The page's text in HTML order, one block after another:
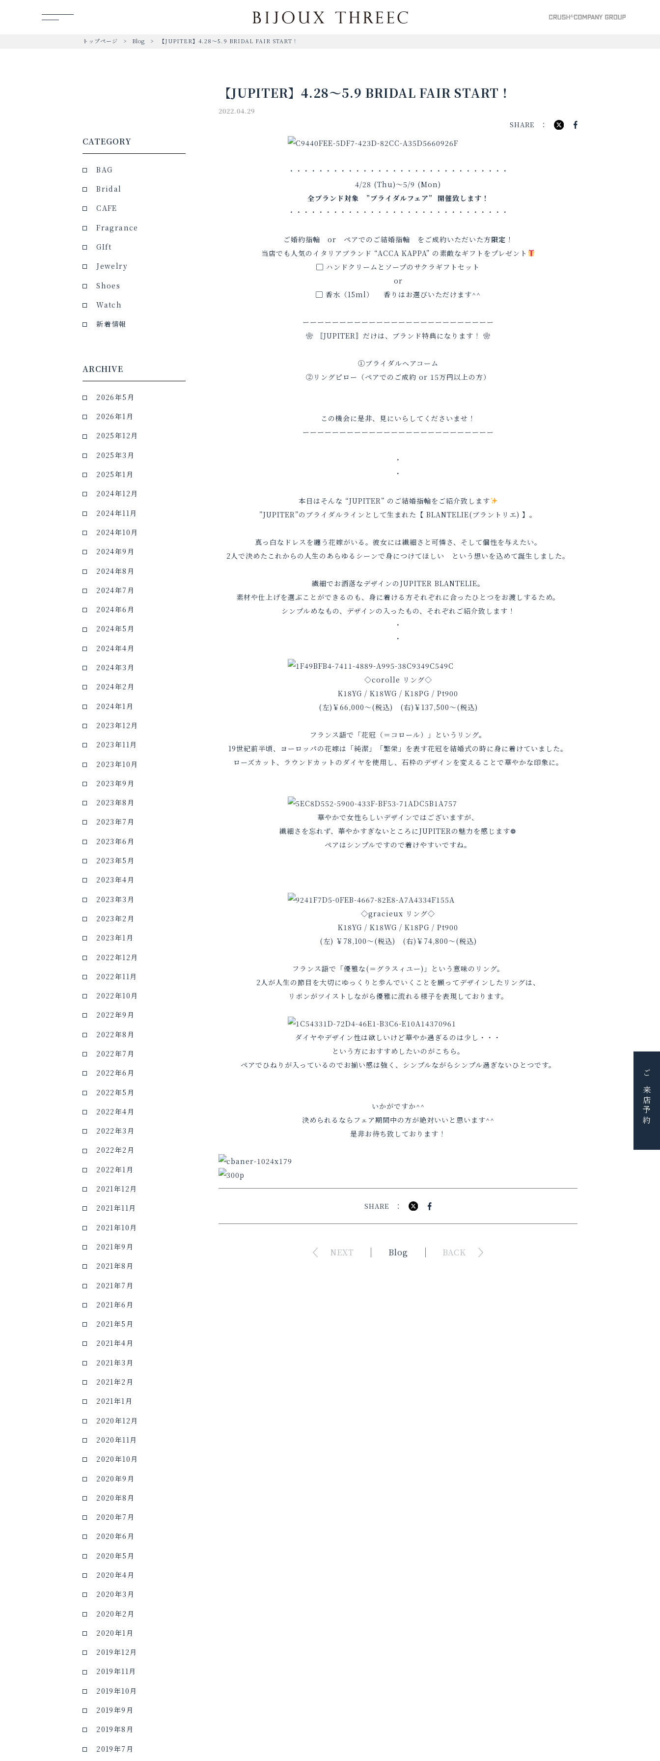
トップページ Blog 【JUPITER】4.28～5.9 BRIDAL FAIR START！
【JUPITER】4.28～5.9 BRIDAL FAIR START！
2022.04.29
SHARE
CATEGORY
BAG
Bridal
CAFE
Fragrance
GIft
Jewelry
Shoes
Watch
新着情報
ARCHIVE
2026年5月
2026年1月
2025年12月
2025年3月
2025年1月
2024年12月
2024年11月
2024年10月
2024年9月
2024年8月
2024年7月
2024年6月
2024年5月
2024年4月
2024年3月
2024年2月
2024年1月
2023年12月
2023年11月
2023年10月
2023年9月
2023年8月
2023年7月
2023年6月
2023年5月
2023年4月
2023年3月
2023年2月
2023年1月
2022年12月
2022年11月
2022年10月
2022年9月
2022年8月
2022年7月
2022年6月
2022年5月
2022年4月
2022年3月
2022年2月
2022年1月
2021年12月
2021年11月
2021年10月
2021年9月
2021年8月
2021年7月
2021年6月
2021年5月
2021年4月
2021年3月
2021年2月
2021年1月
2020年12月
2020年11月
2020年10月
2020年9月
2020年8月
2020年7月
2020年6月
2020年5月
2020年4月
2020年3月
2020年2月
2020年1月
2019年12月
2019年11月
2019年10月
2019年9月
2019年8月
2019年7月
・・・・・・・・・・・・・・・・・・・・・・・・・・・・・・
4/28 (Thu)～5/9 (Mon)
全ブランド対象 ”ブライダルフェア” 開催致します！
・・・・・・・・・・・・・・・・・・・・・・・・・・・・・・
ご婚約指輪 or ペアでのご結婚指輪 をご成約いただいた方限定 ！
当店でも人気のイタリアブランド “ACCA KAPPA” の素敵なギフトをプレゼント
▢ ハンドクリームとソープのサクラギフトセット
or
▢ 香水（15ml） 香りはお選びいただけます^^
ーーーーーーーーーーーーーーーーーーーーーーーーーー
❀ 〚JUPITER〛だけは、ブランド特典になります！ ❀
①ブライダルヘアコーム
②リングピロー（ペアでのご成約 or 15万円以上の方）
この機会に是非、見にいらしてくださいませ！
ーーーーーーーーーーーーーーーーーーーーーーーーーー
・
・
本日はそんな “JUPITER” のご結婚指輪をご紹介致します
”JUPITER”のブライダルラインとして生まれた【 BLANTELIE(ブラントリエ) 】。
真っ白なドレスを纏う花嫁がいる。彼女には繊細さと可憐さ、そして個性を与えたい。
2人で決めたこれからの人生のあらゆるシーンで身につけてほしい
という想いを込めて誕生しました。
繊細でお洒落なデザインのJUPITER BLANTELIE。
素材や仕上げを選ぶことができるのも、身に着ける方それぞれに合ったひとつをお渡しするため。
シンプルめなもの、デザインの入ったもの、それぞれご紹介致します！
・
・
◇corolle リング◇
K18YG / K18WG / K18PG / Pt900
(左)￥66,000～(税込) (右)￥137,500～(税込)
フランス語で「花冠（＝コロール）」というリング。
19世紀前半頃、ヨーロッパの花嫁は「純潔」「繁栄」を表す花冠を結婚式の時に身に着けていました。
ローズカット、ラウンドカットのダイヤを使用し、石枠のデザインを変えることで華やかな印象に。
華やかで女性らしいデザインではございますが、
繊細さを忘れず、華やかすぎないところにJUPITERの魅力を感じます❁
ペアはシンプルですので着けやすいですね。
◇gracieux リング◇
K18YG / K18WG / K18PG / Pt900
(左) ￥78,100～(税込) (右)￥74,800～(税込)
フランス語で「優雅な(＝グラスィユー)」という意味のリング。
2人が人生の節目を大切にゆっくりと歩んでいくことを願ってデザインしたリングは、
リボンがツイストしながら優雅に流れる様子を表現しております。
ダイヤやデザイン性は欲しいけど華やか過ぎるのは少し・・・
という方におすすめしたいのがこちら。
ペアでひねりが入っているのでお揃い感は強く、シンプルながらシンプル過ぎないひとつです。
いかがですか^^
決められるならフェア期間中の方が絶対いいと思います^^
是非お待ち致しております！
SHARE
NEXT Blog BACK
ご来店予約